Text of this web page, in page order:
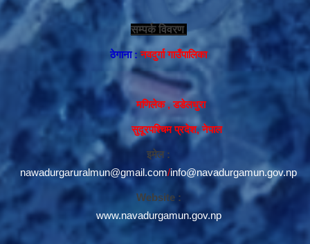
सम्पर्क विवरण
ठेगाना :नवदुर्गा गाउँपालिका
मणिलेक , डडेलधुरा
सुदूरपश्चिम प्रदेश, नेपाल
इमेल :
nawadurgaruralmun@gmail.com/info@navadurgamun.gov.np
Website :
www.navadurgamun.gov.np